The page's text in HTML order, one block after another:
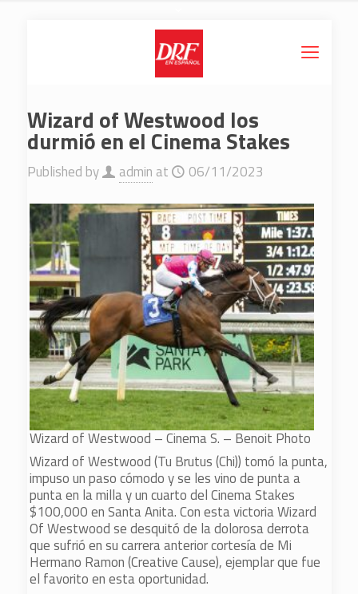
Wizard of Westwood los
durmió en el Cinema Stakes
Published by admin at 06/11/2023
Wizard of Westwood – Cinema S. – Benoit Photo
Wizard of Westwood (Tu Brutus (Chi)) tomó la punta,
impuso un paso cómodo y se les vino de punta a
punta en la milla y un cuarto del Cinema Stakes
$100,000 en Santa Anita. Con esta victoria Wizard
Of Westwood se desquitó de la dolorosa derrota
que sufrió en su carrera anterior cortesía de Mi
Hermano Ramon (Creative Cause), ejemplar que fue
el favorito en esta oportunidad.